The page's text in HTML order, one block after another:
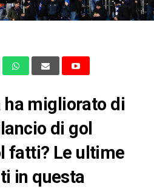
ha migliorato di
di gol
fatti? Le ultime
in questa